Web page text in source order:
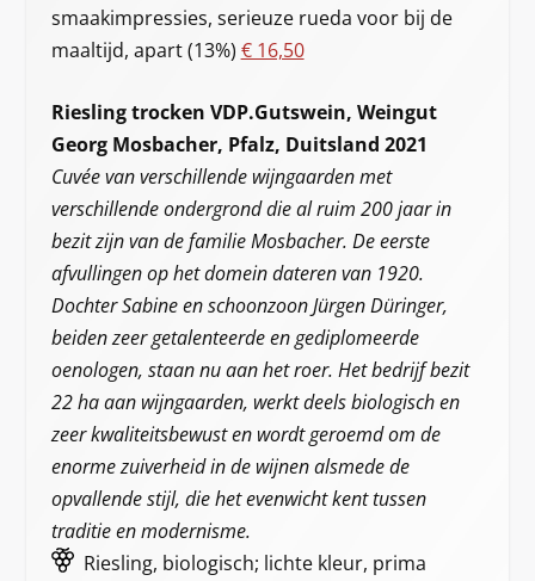
smaakimpressies, serieuze rueda voor bij de
maaltijd, apart (13%) € 16,50
Riesling trocken VDP.Gutswein, Weingut
Georg Mosbacher, Pfalz, Duitsland 2021
Cuvée van verschillende wijngaarden met
verschillende ondergrond die al ruim 200 jaar in
bezit zijn van de familie Mosbacher. De eerste
afvullingen op het domein dateren van 1920.
Dochter Sabine en schoonzoon Jürgen Düringer,
beiden zeer getalenteerde en gediplomeerde
oenologen, staan nu aan het roer. Het bedrijf bezit
22 ha aan wijngaarden, werkt deels biologisch en
zeer kwaliteitsbewust en wordt geroemd om de
enorme zuiverheid in de wijnen alsmede de
opvallende stijl, die het evenwicht kent tussen
traditie en modernisme.
Riesling, biologisch; lichte kleur, prima